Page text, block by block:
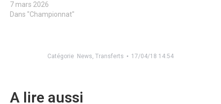
7 mars 2026
Dans "Championnat"
Catégorie News, Transferts 17/04/18 14:54
A lire aussi